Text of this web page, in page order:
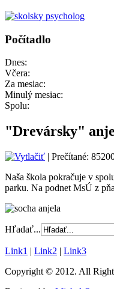
Počítadlo
Dnes:
Včera:
Za mesiac:
Minulý mesiac:
Spolu:
"Drevársky"
| Prečítané:
Naša škola pokračuje v
parku. Na podnet MsÚ z
Hľadať...
Link1 | Link2 | Link3
Copyright © 2012. All